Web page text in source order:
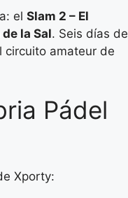
el Slam 2 – El
la Sal. Seis días de
circuito amateur de
Pádel
Xporty: